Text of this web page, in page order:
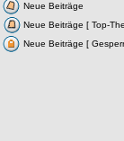
Neue Beiträge
Neue Beiträge [ Top-
Neue Beiträge [